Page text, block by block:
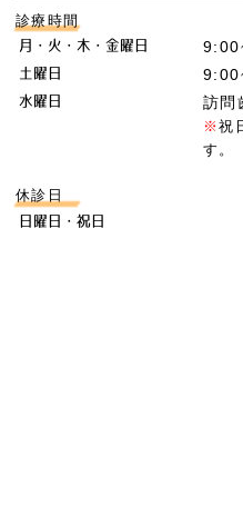
診療時間
月・火・木・金曜日
土曜日
水曜日 訪問
※祝
す。
休診日
日曜日・祝日